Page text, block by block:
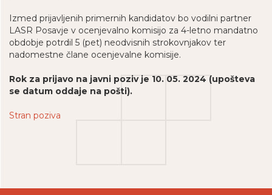
Izmed prijavljenih primernih kandidatov bo vodilni partner
LASR Posavje v ocenjevalno komisijo za 4-letno mandatno
obdobje potrdil 5 (pet) neodvisnih strokovnjakov ter
nadomestne člane ocenjevalne komisije.
Rok za prijavo na javni poziv je 10. 05. 2024 (upošteva
se datum oddaje na pošti).
Stran poziva